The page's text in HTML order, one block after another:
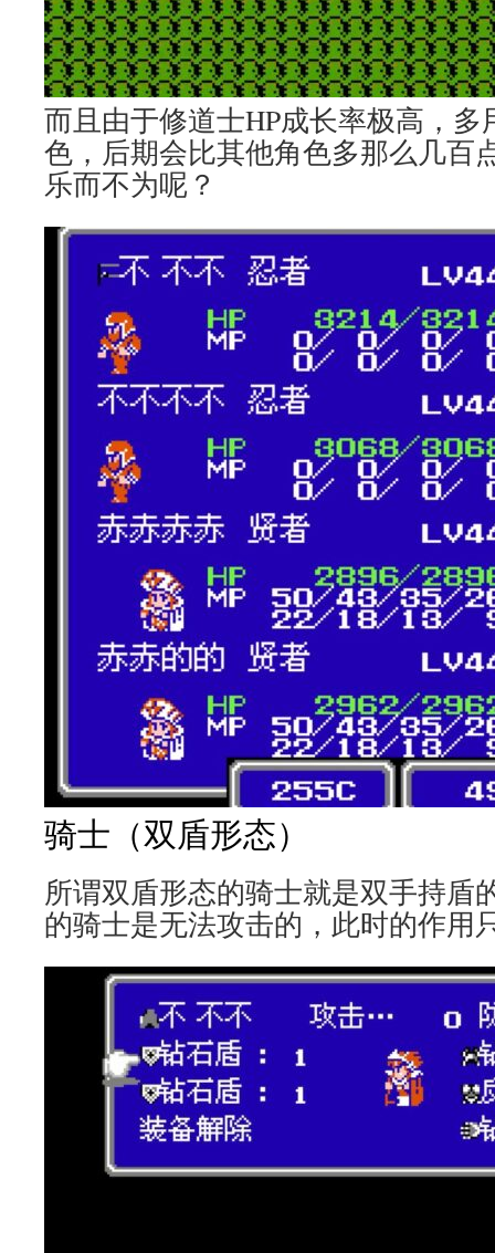
而且由于修道士HP成长率极高，
色，后期会比其他角色多那么几百
乐而不为呢？
骑士（双盾形态）
所谓双盾形态的骑士就是双手持盾
的骑士是无法攻击的，此时的作用